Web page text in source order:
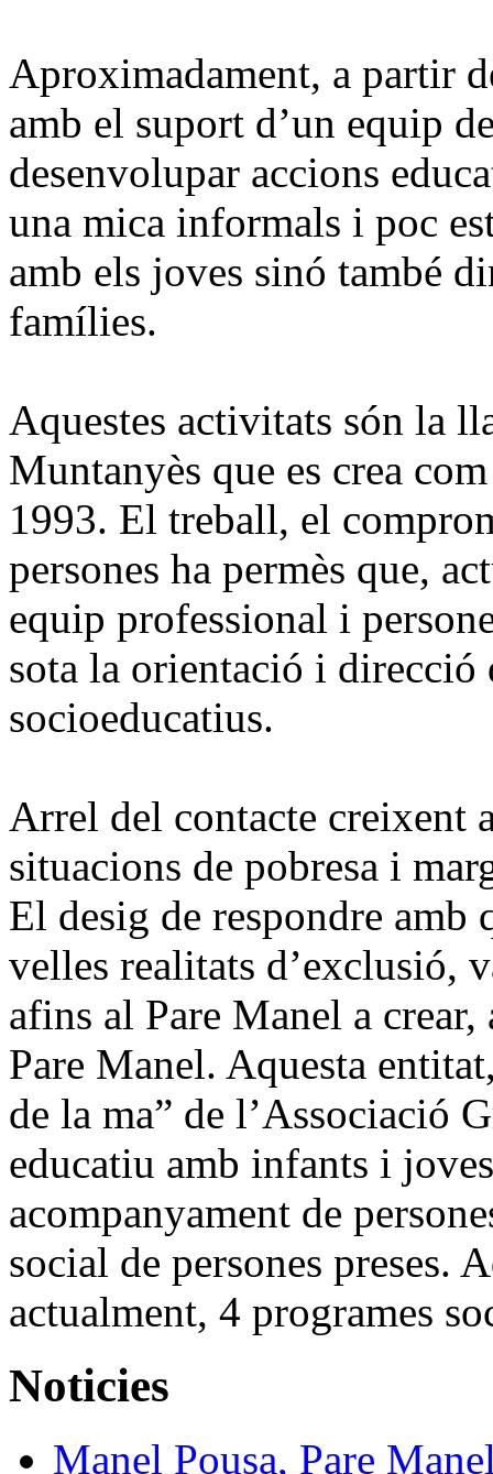
Aproximadament, a partir
amb el suport d’un equip
desenvolupar accions
una mica informals i poc
amb els joves sinó també
famílies.
Aquestes activitats són la
Muntanyès que es crea
1993. El treball, el
persones ha permès que,
equip professional i
sota la orientació i direcció
socioeducatius.
Arrel del contacte creixent
situacions de pobresa i
El desig de respondre amb
velles realitats d’exclusió,
afins al Pare Manel a
Pare Manel. Aquesta
de la ma” de l’Associació
educatiu amb infants i
acompanyament de
social de persones preses.
actualment, 4 programes
Noticies
Manel Pousa, Pare